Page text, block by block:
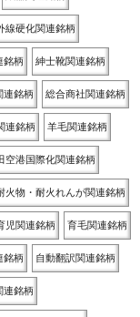
線硬化関連銘柄
銘柄 紳士靴関連銘柄
連銘柄 総合商社関連銘柄
連銘柄 羊毛関連銘柄
空港国際化関連銘柄
火物・耐火れんが関連銘柄
児関連銘柄 育毛関連銘柄
銘柄 自動翻訳関連銘柄
連銘柄